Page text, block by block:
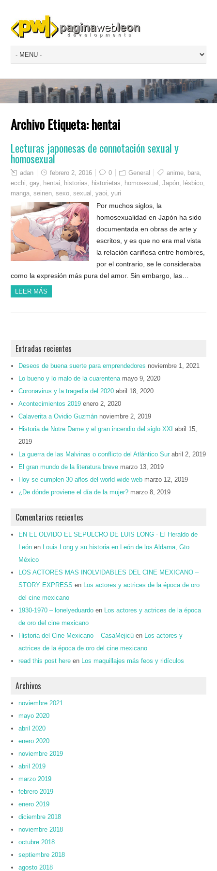
Archivo Etiqueta:hentai
Lecturas japonesas de connotación sexual y
homosexual
adan febrero 2, 2016 0 General anime bara
ecchi ,gay, hentai historias historietas homosexual ,Japón lésbico
manga ,seinen ,sexo ,sexual ,yaoi ,yuri
Por muchos siglos, la
homosexualidad en Japón ha sido
documentada en obras de arte y
escritos, y es que no era mal vista
la relación cariñosa entre hombres,
por el contrario, se le consideraba
como la expresión más pura del amor. Sin embargo, las…
LEER MÁS
Entradas recientes
Deseos de buena suerte para emprendedores noviembre 1, 2021
Lo bueno y lo malo de la cuarentena mayo 9, 2020
Coronavirus y la tragedia del 2020 abril 18, 2020
Acontecimientos 2019 enero 2, 2020
Calaverita a Ovidio Guzmán noviembre 2, 2019
Historia de Notre Dame y el gran incendio del siglo XXI
abril 15,
2019
La guerra de las Malvinas o conflicto del Atlántico Sur abril 2, 2019
El gran mundo de la literatura breve marzo 13, 2019
Hoy se cumplen 30 años del world wide web marzo 12, 2019
¿De dónde proviene el día de la mujer? marzo 8, 2019
Comentarios recientes
EN EL OLVIDO EL SEPULCRO DE LUIS LONG - El Heraldo de
León en
Louis Long y su historia en León de los Aldama, Gto.
México
LOS ACTORES MAS INOLVIDABLES DEL CINE MEXICANO –
STORY EXPRESS en
Los actores y actrices de la época de oro
del cine mexicano
1930-1970 – lonelyeduardo en
Los actores y actrices de la época
de oro del cine mexicano
Historia del Cine Mexicano – CasaMejicú en
Los actores y
actrices de la época de oro del cine mexicano
read this post here en Los maquillajes más feos y ridículos
Archivos
noviembre 2021
mayo 2020
abril 2020
enero 2020
noviembre 2019
abril 2019
marzo 2019
febrero 2019
enero 2019
diciembre 2018
noviembre 2018
octubre 2018
septiembre 2018
agosto 2018